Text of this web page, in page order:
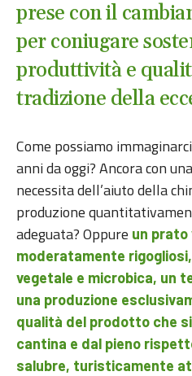
prese con il
per coniugare
produttività e
tradizione della
Come possiamo
anni da oggi? Ancora con
necessita dell’aiuto della
produzione
adeguata? Oppure un prato
moderatamente
vegetale e microbica, un
una produzione
qualità del prodotto che
cantina e dal pieno
salubre, turisticamente